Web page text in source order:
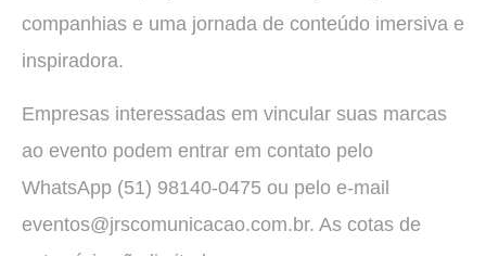
companhias e uma jornada de conteúdo imersiva e
inspiradora.
Empresas interessadas em vincular suas marcas
ao evento podem entrar em contato pelo
WhatsApp (51) 98140-0475 ou pelo e-mail
eventos@jrscomunicacao.com.br. As cotas de